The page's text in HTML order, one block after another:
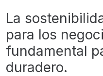
La
para los
fundamental
duradero.